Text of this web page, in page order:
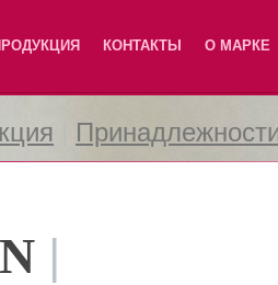
КОНТАКТЫ О МАРКЕ
|